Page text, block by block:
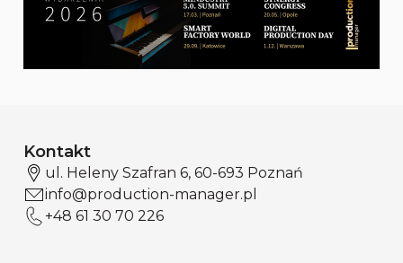
Kontakt
ul. Heleny Szafran 6, 60-693 Poznań
info@production-manager.pl
+48 61 30 70 226